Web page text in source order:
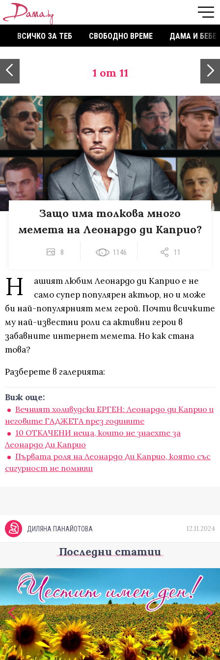
ВСИЧКО ЗА ТЕБ СВОБОДНО ВРЕМЕ ДАМА И БЕБЕ
1 от 11
Защо има толкова много
мемета на Леонардо ди Каприо?
8 1146 11
Н
ашият любим Леонардо ди Каприо е не
само супер популярен актьор, но и може
би най-популярният мем герой. Почти всичките
му най-известни роли са активни герои в
забавните интернет мемета. Но как стана
това?
Разберете в галерията:
Виж още:
Вечният холивудски ЕРГЕН: Леонардо ди Каприо и
неговите ГАДЖЕТА през годините
10 ОТКАЧЕНИ неща, които не знаехте за
Леонардо Ди Каприо
Първата роля на Леонардо Ди Каприо, която със
сигурност не помниш
ДИЛЯНА ПАНАЙОТОВА 12.11.2024
Последни статии